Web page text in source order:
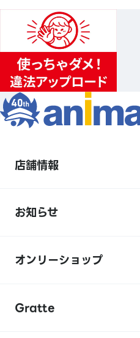
店舗情報
お知らせ
オンリーショップ
Gratte